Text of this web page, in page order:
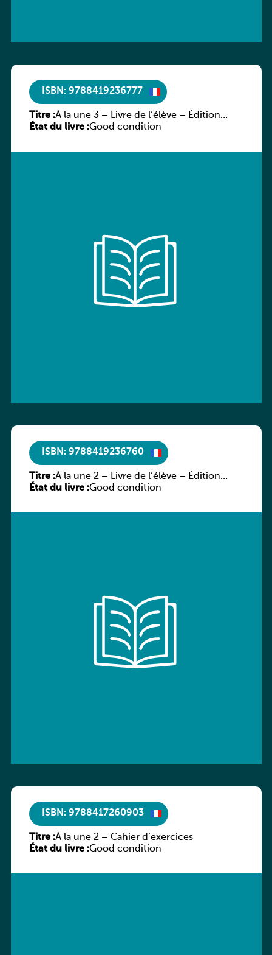
ISBN: 9788419236777
Titre :À la une 3 – Livre de l’élève – Édition
hybride
État du livre :Good condition
ISBN: 9788419236760
Titre :À la une 2 – Livre de l’élève – Édition
hybride
État du livre :Good condition
ISBN: 9788417260903
Titre :À la une 2 – Cahier d’exercices
État du livre :Good condition